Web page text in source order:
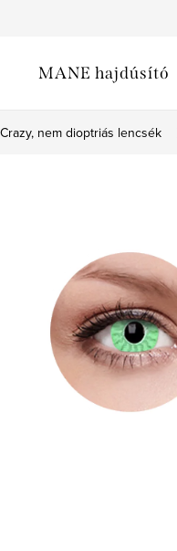
MANE hajdúsító
Crazy, nem dioptriás lencsék